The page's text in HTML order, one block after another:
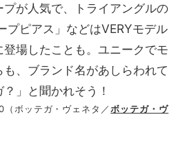
が人気で、トライアングルの
プピアス」などはVERYモデル
場したことも。ユニークでモ
、ブランド名があしらわれて
？」と聞かれそう！
ボッテガ・ヴェネタ／ ボッテガ・ヴ